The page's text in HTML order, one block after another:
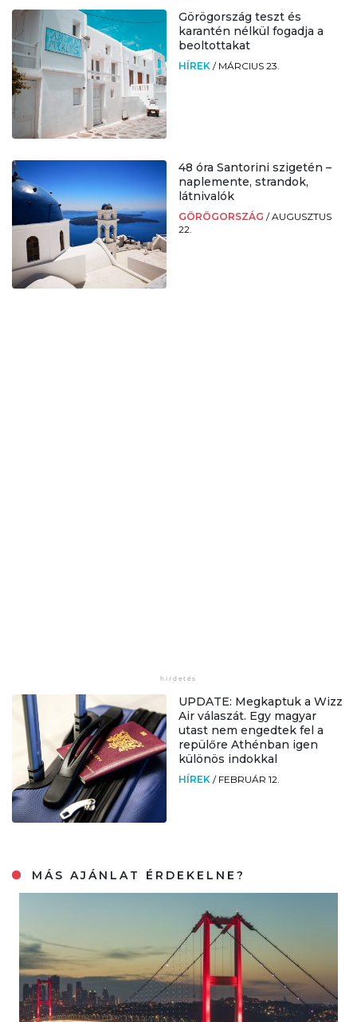
Görögország teszt és
karantén nélkül fogadja a
beoltottakat
HÍREK / MÁRCIUS 23.
48 óra Santorini szigetén –
naplemente, strandok,
látnivalók
GÖRÖGORSZÁG /AUGUSZTUS
22.
UPDATE: Megkaptuk a Wizz
Air válaszát. Egy magyar
utast nem engedtek fel a
repülőre Athénban igen
különös indokkal
HÍREK / FEBRUÁR 12.
MÁS AJÁNLAT ÉRDEKELNE?